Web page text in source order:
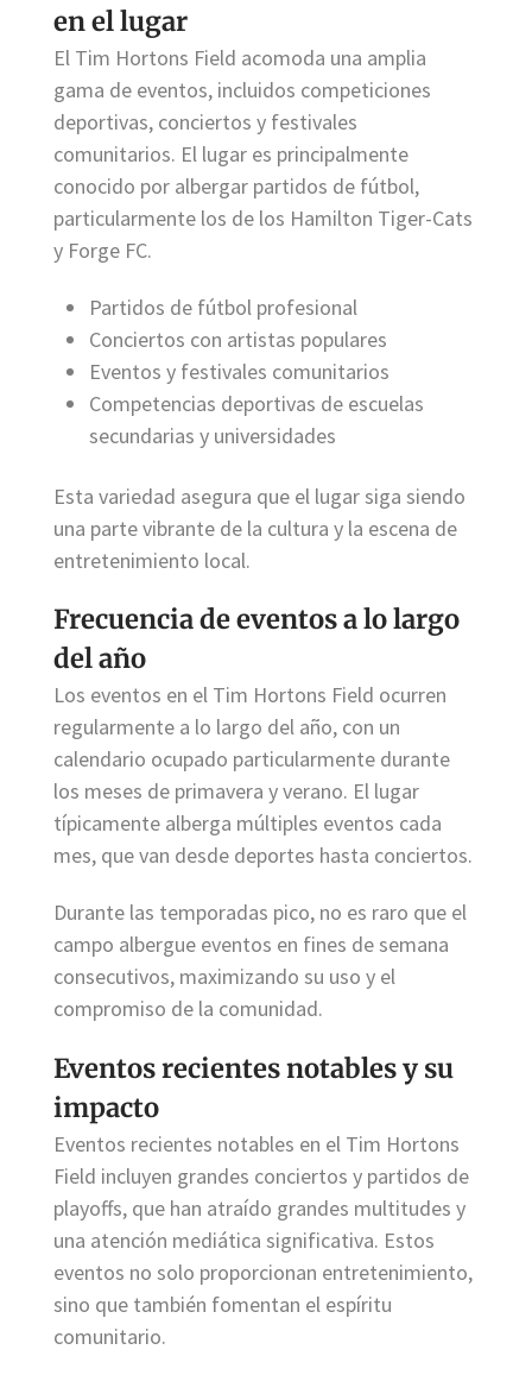
en el lugar
El Tim Hortons Field acomoda una amplia
gama de eventos, incluidos competiciones
deportivas, conciertos y festivales
comunitarios. El lugar es principalmente
conocido por albergar partidos de fútbol,
particularmente los de los Hamilton Tiger-Cats
y Forge FC.
Partidos de fútbol profesional
Conciertos con artistas populares
Eventos y festivales comunitarios
Competencias deportivas de escuelas
secundarias y universidades
Esta variedad asegura que el lugar siga siendo
una parte vibrante de la cultura y la escena de
entretenimiento local.
Frecuencia de eventos a lo largo
del año
Los eventos en el Tim Hortons Field ocurren
regularmente a lo largo del año, con un
calendario ocupado particularmente durante
los meses de primavera y verano. El lugar
típicamente alberga múltiples eventos cada
mes, que van desde deportes hasta conciertos.
Durante las temporadas pico, no es raro que el
campo albergue eventos en fines de semana
consecutivos, maximizando su uso y el
compromiso de la comunidad.
Eventos recientes notables y su
impacto
Eventos recientes notables en el Tim Hortons
Field incluyen grandes conciertos y partidos de
playoffs, que han atraído grandes multitudes y
una atención mediática significativa. Estos
eventos no solo proporcionan entretenimiento,
sino que también fomentan el espíritu
comunitario.